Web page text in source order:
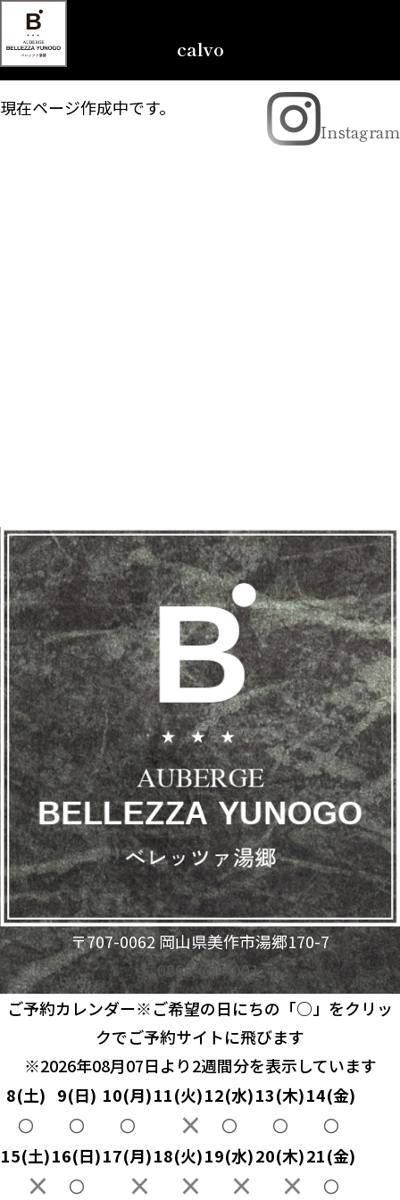
Instagram
calvo
現在ページ作成中です。
〒707-0062 岡山県美作市湯郷170-7
0868-75-4001
アクセス
お問い合わせ
© 2026 BELLEZZA湯郷 All Rights Reserved.
ご予約カレンダー※ご希望の日にちの「○」をクリッ
クでご予約サイトに飛びます
※2026年08月07日より2週間分を表示しています
8(土) 9(日) 10(月)11(火)12(水)13(木)14(金)
〇
〇 〇 × 〇 〇
〇
15(土)16(日)17(月)18(火)19(水)20(木)21(金)
× 〇 × × × × 〇